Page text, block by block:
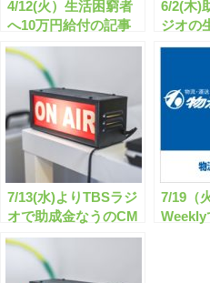
4/12(火）生活困窮者
へ10万円給付の記事
が、PRタイムズの
「今日のランキング」
「いま話題」で「W日
本１」へ！！
6/2(木)
ジオの
紹介さ
7/13(水)よりTBSラジ
オで助成金なうのCM
が放送されます！
7/19（
Weekly